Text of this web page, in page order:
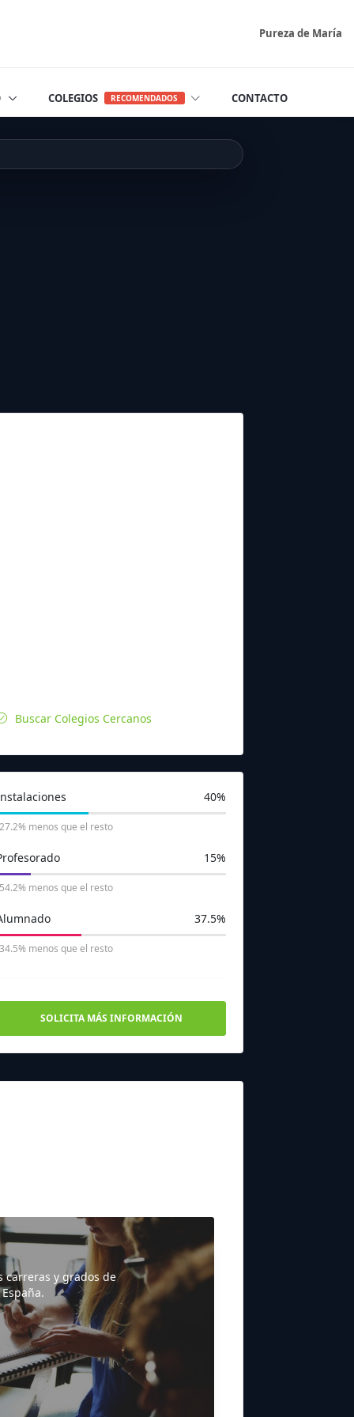
Pureza de María
COLEGIOS RECOMENDADOS CONTACTO
Buscar Colegios Cercanos
40%
menos que el resto
15%
menos que el resto
37.5%
menos que el resto
SOLICITA MÁS INFORMACIÓN
carreras y grados de